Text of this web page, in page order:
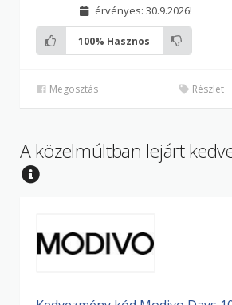
érvényes: 30.9.2026!
100% Hasznos
Megosztás Részlet
A közelmúltban lejárt